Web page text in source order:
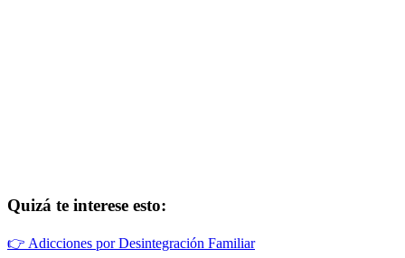
Quizá te interese esto:
👉 Adicciones por Desintegración Familiar